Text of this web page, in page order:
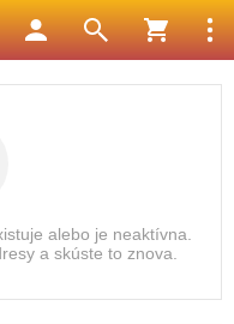
alebo je neaktívna.
a skúste to znova.